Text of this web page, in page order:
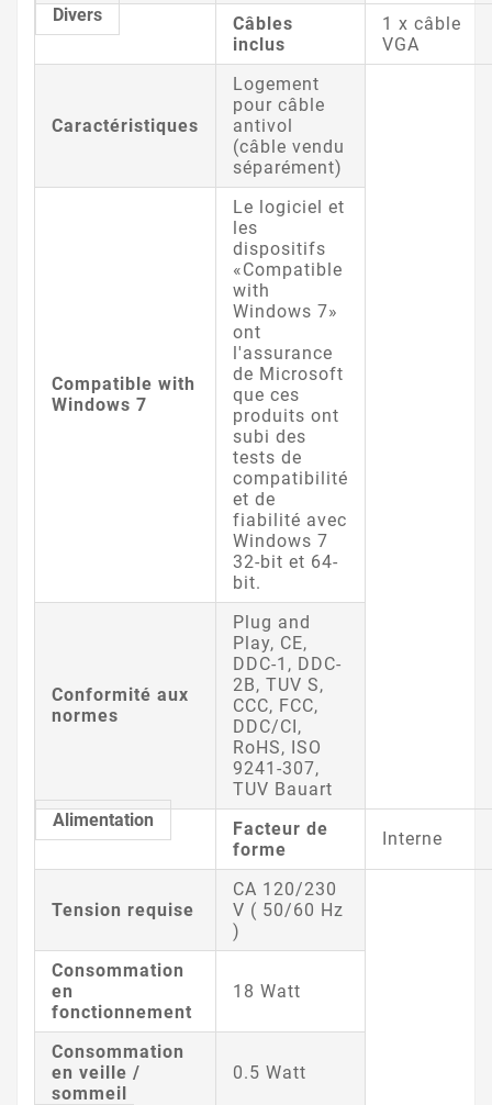
Divers
Câbles
inclus
1 x câble
VGA
Caractéristiques
Logement
pour câble
antivol
(câble vendu
séparément)
Compatible with
Windows 7
Le logiciel et
les
dispositifs
«Compatible
with
Windows 7»
ont
l'assurance
de Microsoft
que ces
produits ont
subi des
tests de
compatibilité
et de
fiabilité avec
Windows 7
32-bit et 64-
bit.
Conformité aux
normes
Plug and
Play, CE,
DDC-1, DDC-
2B, TUV S,
CCC, FCC,
DDC/CI,
RoHS, ISO
9241-307,
TUV Bauart
Alimentation
Facteur de
forme
Interne
Tension requise
CA 120/230
V ( 50/60 Hz
)
Consommation
en
fonctionnement
18 Watt
Consommation
en veille /
sommeil
0.5 Watt